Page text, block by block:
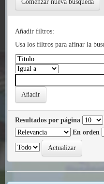
Comenzar nueva busqueda
Añadir filtros:
Usa los filtros para afinar la
Resultados por página
En orden